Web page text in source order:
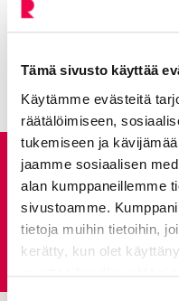
Tämä sivusto käyttää
Käytämme evästeitä
räätälöimiseen,
tukemiseen ja
jaamme sosiaalisen
alan kumppaneillemme
sivustoamme.
tietoja muihin tietoihin,
kerätty, kun olet
Liikenne ja kadut
Anna